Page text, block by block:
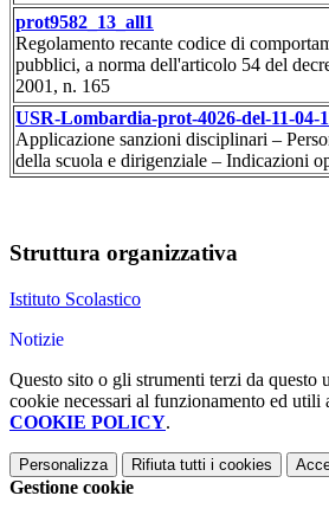
prot9582_13_all1
Regolamento recante codice di
pubblici, a norma dell'articolo 54 del
2001, n. 165
USR-Lombardia-prot-4026-del-11-04-
Applicazione sanzioni disciplinari –
della scuola e dirigenziale – Indicazioni
Struttura organizzativa
Istituto Scolastico
Notizie
Questo sito o gli strumenti terzi da questo
cookie necessari al funzionamento ed
COOKIE POLICY.
Personalizza Rifiuta tutti i cookies
Gestione cookie